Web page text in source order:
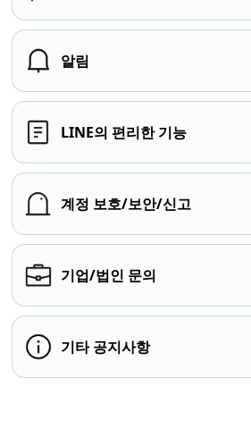
알림
LINE의 편리한 기능
계정 보호/보안/신고
기업/법인 문의
기타 공지사항